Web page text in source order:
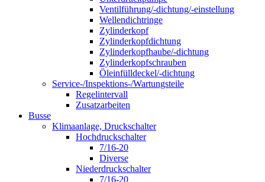
Ventilführung/-dichtung/-einstellung
Wellendichtringe
Zylinderkopf
Zylinderkopfdichtung
Zylinderkopfhaube/-dichtung
Zylinderkopfschrauben
Öleinfülldeckel/-dichtung
Service-/Inspektions-/Wartungsteile
Regelintervall
Zusatzarbeiten
Busse
Klimaanlage, Druckschalter
Hochdruckschalter
7/16-20
Diverse
Niederdruckschalter
7/16-20